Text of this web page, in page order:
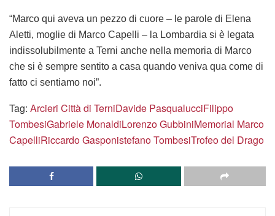
“Marco qui aveva un pezzo di cuore – le parole di Elena
Aletti, moglie di Marco Capelli – la Lombardia si è legata
indissolubilmente a Terni anche nella memoria di Marco
che si è sempre sentito a casa quando veniva qua come di
fatto ci sentiamo noi”.
Tag: Arcieri Città di TerniDavide PasqualucciFilippo
TombesiGabriele MonaldiLorenzo GubbiniMemorial Marco
CapelliRiccardo Gasponistefano TombesiTrofeo del Drago